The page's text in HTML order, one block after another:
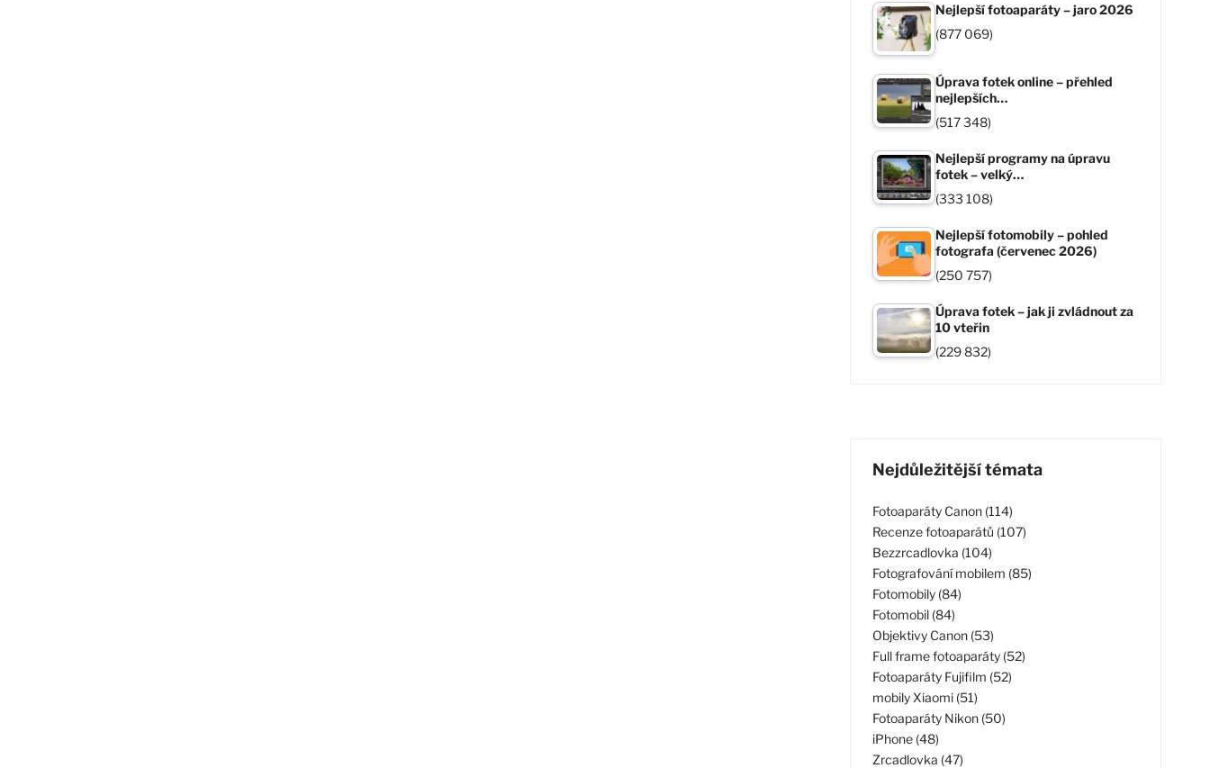
Nejlepší fotoaparáty – jaro 2026
(877 069)
Úprava fotek online – přehled
nejlepších…
(517 348)
Nejlepší programy na úpravu
fotek – velký…
(333 108)
Nejlepší fotomobily – pohled
fotografa (červenec 2026)
(250 757)
Úprava fotek – jak ji zvládnout za
10 vteřin
(229 832)
Nejdůležitější témata
Fotoaparáty Canon (114)
Recenze fotoaparátů (107)
Bezzrcadlovka (104)
Fotografování mobilem (85)
Fotomobily (84)
Fotomobil (84)
Objektivy Canon (53)
Full frame fotoaparáty (52)
Fotoaparáty Fujifilm (52)
mobily Xiaomi (51)
Fotoaparáty Nikon (50)
iPhone (48)
Zrcadlovka (47)